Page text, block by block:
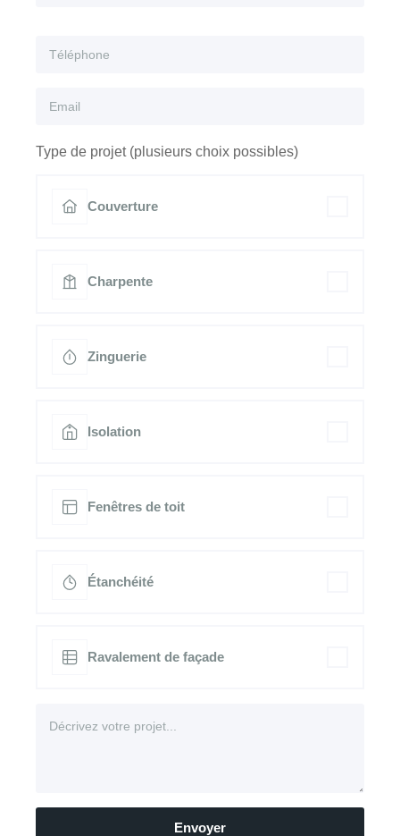
Type de projet (plusieurs choix possibles)
Couverture
Charpente
Zinguerie
Isolation
Fenêtres de toit
Étanchéité
Ravalement de façade
Envoyer